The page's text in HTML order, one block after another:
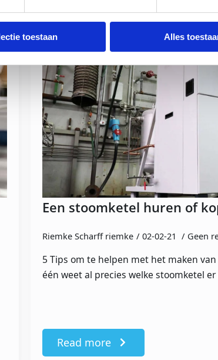
toestaan Alles
Een stoomketel huren of
Riemke Scharff riemke 02-02-21 Geen
5 Tips om te helpen met het maken
één weet al precies welke stoomketel
Read more